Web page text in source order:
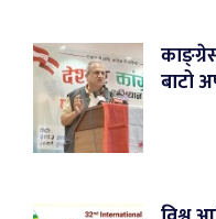
बाटो